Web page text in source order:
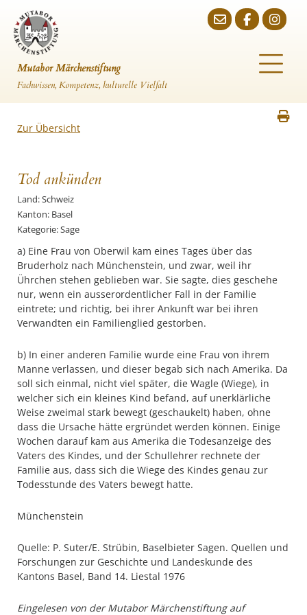
Mutabor Märchenstiftung
Fachwissen, Kompetenz, kulturelle Vielfalt
Zur Übersicht
Tod ankünden
Land: Schweiz
Kanton: Basel
Kategorie: Sage
a) Eine Frau von Oberwil kam eines Tages über das
Bruderholz nach Münchenstein, und zwar, weil ihr
Ührchen stehen geblieben war. Sie sagte, dies geschehe
nur, wenn ein ausserordentlicher Fall in der Familie
eintrete; und richtig, bei ihrer Ankunft war bei ihren
Verwandten ein Familienglied gestorben.
b) In einer anderen Familie wurde eine Frau von ihrem
Manne verlassen, und dieser begab sich nach Amerika. Da
soll sich einmal, nicht viel später, die Wagle (Wiege), in
welcher sich ein kleines Kind befand, auf unerklärliche
Weise zweimal stark bewegt (geschaukelt) haben, ohne
dass die Ursache hätte ergründet werden können. Einige
Wochen darauf kam aus Amerika die Todesanzeige des
Vaters des Kindes, und der Schullehrer rechnete der
Familie aus, dass sich die Wiege des Kindes genau zur
Todesstunde des Vaters bewegt hatte.
Münchenstein
Quelle: P. Suter/E. Strübin, Baselbieter Sagen. Quellen und
Forschungen zur Geschichte und Landeskunde des
Kantons Basel, Band 14. Liestal 1976
Eingelesen von der Mutabor Märchenstiftung auf